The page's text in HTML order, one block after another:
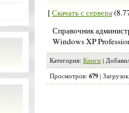
[Скачать с сервера
Справочник
Windows XP
Категория: Книги |
Просмотров: 679 | Загрузок